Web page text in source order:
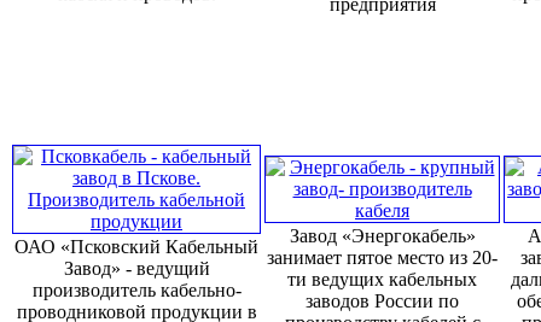
ОАО «Псковский Кабельный
Завод» - ведущий
производитель кабельно-
проводниковой продукции в
Завод «Энергокабель»
занимает пятое место из 20-
ти ведущих кабельных
заводов России по